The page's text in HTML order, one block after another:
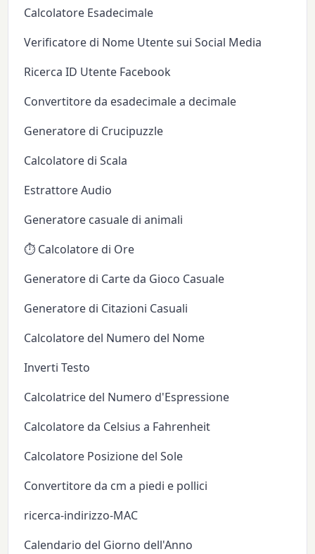
Calcolatore Esadecimale
Verificatore di Nome Utente sui Social Media
Ricerca ID Utente Facebook
Convertitore da esadecimale a decimale
Generatore di Crucipuzzle
Calcolatore di Scala
Estrattore Audio
Generatore casuale di animali
⏱️ Calcolatore di Ore
Generatore di Carte da Gioco Casuale
Generatore di Citazioni Casuali
Calcolatore del Numero del Nome
Inverti Testo
Calcolatrice del Numero d'Espressione
Calcolatore da Celsius a Fahrenheit
Calcolatore Posizione del Sole
Convertitore da cm a piedi e pollici
ricerca-indirizzo-MAC
Calendario del Giorno dell'Anno